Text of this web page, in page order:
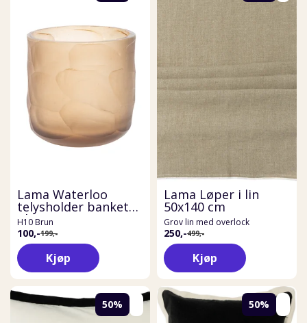
Lama Waterloo
telysholder banket
glass
H10 Brun
100,-199,-
Kjøp
Lama Løper i lin
50x140 cm
Grov lin med overlock
250,-499,-
Kjøp
50% 50%